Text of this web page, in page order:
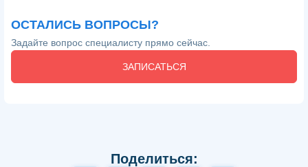
ОСТАЛИСЬ ВОПРОСЫ?
Задайте вопрос специалисту прямо сейчас.
ЗАПИСАТЬСЯ
Поделиться: